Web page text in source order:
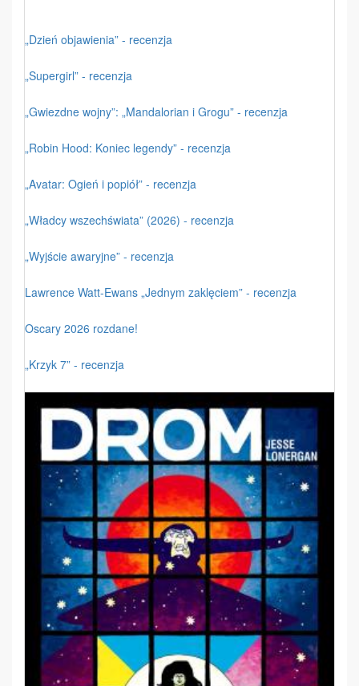
„Dzień objawienia” - recenzja
„Supergirl” - recenzja
„Gwiezdne wojny”: „Mandalorian i Grogu” - recenzja
„Robin Hood: Koniec legendy” - recenzja
„Avatar: Ogień i popiół” - recenzja
„Władcy wszechświata” (2026) - recenzja
„Wyjście awaryjne” - recenzja
Lawrence Watt-Ewans „Jednym zaklęciem” - recenzja
Oscary 2026 rozdane!
„Krzyk 7” - recenzja